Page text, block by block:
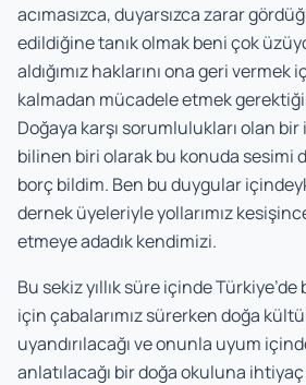
acımasızca, duyarsızca zarar
edildiğine tanık olmak beni çok
aldığımız haklarını ona geri vermek
kalmadan mücadele etmek
Doğaya karşı sorumlulukları olan
bilinen biri olarak bu konuda sesimi
borç bildim. Ben bu duygular
dernek üyeleriyle yollarımız
etmeye adadık kendimizi.
Bu sekiz yıllık süre içinde
için çabalarımız sürerken doğa
uyandırılacağı ve onunla uyum
anlatılacağı bir doğa okuluna